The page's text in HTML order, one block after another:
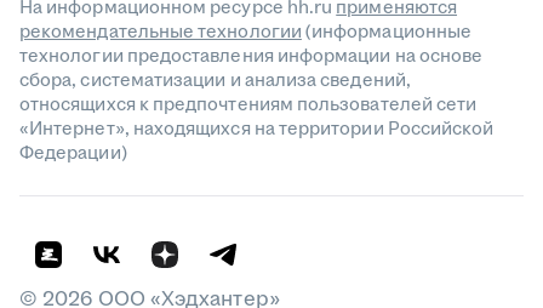
На информационном ресурсе hh.ru применяются
рекомендательные технологии(информационные
технологии предоставления информации на основе
сбора, систематизации и анализа сведений,
относящихся к предпочтениям пользователей сети
«Интернет», находящихся на территории Российской
Федерации)
© 2026 ООО «Хэдхантер»